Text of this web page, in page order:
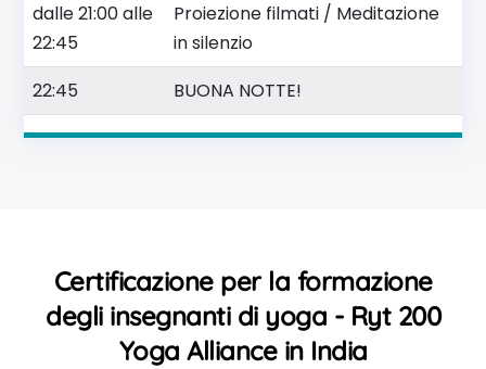
dalle 21:00 alle
22:45
Proiezione filmati / Meditazione
in silenzio
22:45
BUONA NOTTE!
Certificazione per la formazione
degli insegnanti di yoga - Ryt 200
Yoga Alliance in India